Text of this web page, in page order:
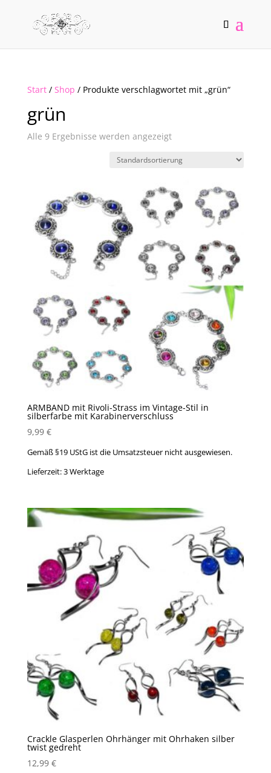
Start/ Shop / Produkte verschlagwortet mit „grün“
grün
Alle 9 Ergebnisse werden angezeigt
ARMBAND mit Rivoli-Strass im Vintage-Stil in
silberfarbe mit Karabinerverschluss
9,99 €
Gemäß §19 UStG ist die Umsatzsteuer nicht ausgewiesen.
Lieferzeit:3 Werktage
Crackle Glasperlen Ohrhänger mit Ohrhaken silber
twist gedreht
12,99 €